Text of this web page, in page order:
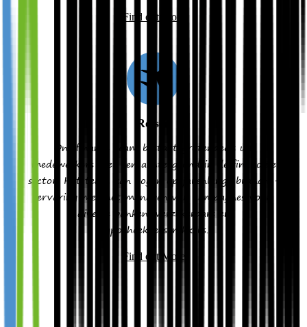
Find out More
Reisen
Ons finance team bestaat grotendeels uit
medewerkers met een achtergrond in de financiële
sector. Het team kan bogen op jarenlange branche-
ervaring met het managen van campagnes voor
diverse banken, verzekeraars en
hypotheekverstrekkers.
Find out More